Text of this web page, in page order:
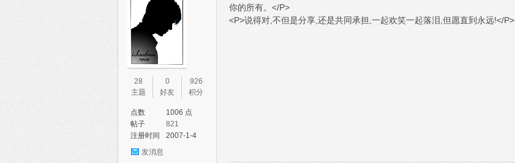
28
主题
0
好友
926
积分
点数
1006 点
帖子
821
注册时间
2007-1-4
发消息
你的所有。</P>
<P>说得对,不但是分享,还是共同承担,一起欢笑一起落泪,但愿直到永远!</P>